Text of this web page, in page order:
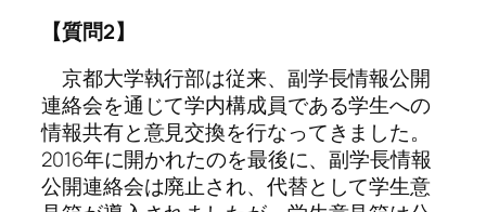
【質問2】
京都大学執行部は従来、副学長情報公開
連絡会を通じて学内構成員である学生への
情報共有と意見交換を行なってきました。
2016年に開かれたのを最後に、副学長情報
公開連絡会は廃止され、代替として学生意